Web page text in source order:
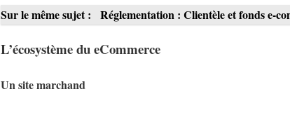
Sur le même sujet : Réglementation : Clientèle et fonds e-
L’écosystème du eCommerce
Un site marchand